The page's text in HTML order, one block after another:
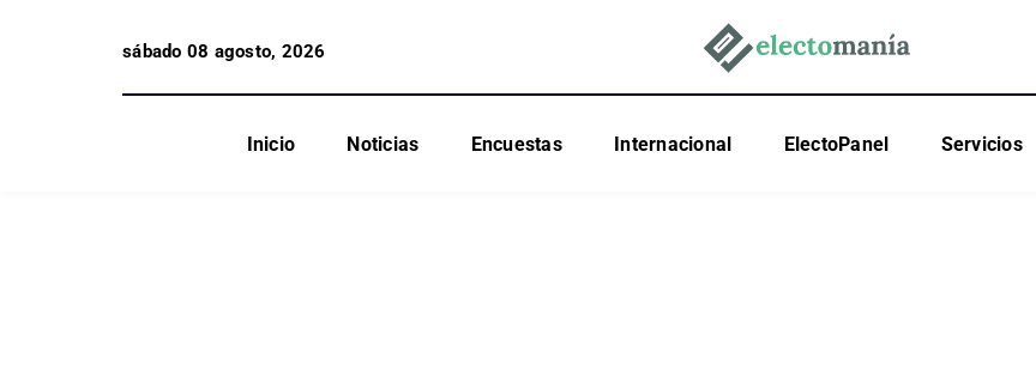
sábado 08 agosto, 2026
Inicio Noticias Encuestas Internacional ElectoPanel Servicios